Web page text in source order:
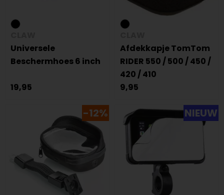
Universele
Beschermhoes 6 inch
19,95
Afdekkapje TomTom
RIDER 550 / 500 / 450 /
420 / 410
9,95
-12% NIEUW